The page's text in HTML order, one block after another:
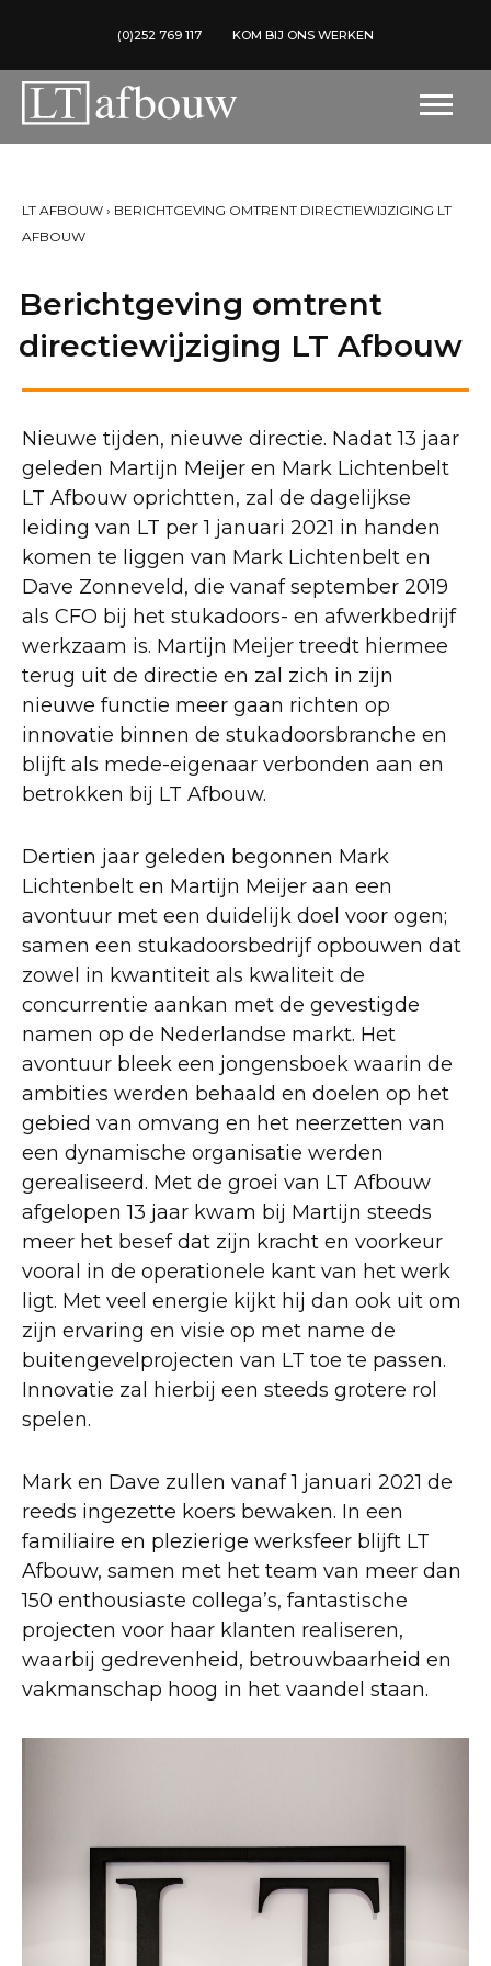
(0)252 769 117 KOM BIJ ONS WERKEN
LT AFBOUW › BERICHTGEVING OMTRENT DIRECTIEWIJZIGING LT
AFBOUW
Berichtgeving omtrent
directiewijziging LT Afbouw
Nieuwe tijden, nieuwe directie. Nadat 13 jaar
geleden Martijn Meijer en Mark Lichtenbelt
LT Afbouw oprichtten, zal de dagelijkse
leiding van LT per 1 januari 2021 in handen
komen te liggen van Mark Lichtenbelt en
Dave Zonneveld, die vanaf september 2019
als CFO bij het stukadoors- en afwerkbedrijf
werkzaam is. Martijn Meijer treedt hiermee
terug uit de directie en zal zich in zijn
nieuwe functie meer gaan richten op
innovatie binnen de stukadoorsbranche en
blijft als mede-eigenaar verbonden aan en
betrokken bij LT Afbouw.
Dertien jaar geleden begonnen Mark
Lichtenbelt en Martijn Meijer aan een
avontuur met een duidelijk doel voor ogen;
samen een stukadoorsbedrijf opbouwen dat
zowel in kwantiteit als kwaliteit de
concurrentie aankan met de gevestigde
namen op de Nederlandse markt. Het
avontuur bleek een jongensboek waarin de
ambities werden behaald en doelen op het
gebied van omvang en het neerzetten van
een dynamische organisatie werden
gerealiseerd. Met de groei van LT Afbouw
afgelopen 13 jaar kwam bij Martijn steeds
meer het besef dat zijn kracht en voorkeur
vooral in de operationele kant van het werk
ligt. Met veel energie kijkt hij dan ook uit om
zijn ervaring en visie op met name de
buitengevelprojecten van LT toe te passen.
Innovatie zal hierbij een steeds grotere rol
spelen.
Mark en Dave zullen vanaf 1 januari 2021 de
reeds ingezette koers bewaken. In een
familiaire en plezierige werksfeer blijft LT
Afbouw, samen met het team van meer dan
150 enthousiaste collega’s, fantastische
projecten voor haar klanten realiseren,
waarbij gedrevenheid, betrouwbaarheid en
vakmanschap hoog in het vaandel staan.